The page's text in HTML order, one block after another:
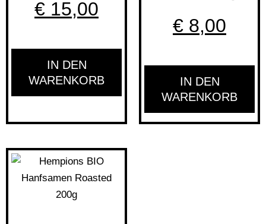
€ 15,00
IN DEN
WARENKORB
€ 8,00
IN DEN
WARENKORB